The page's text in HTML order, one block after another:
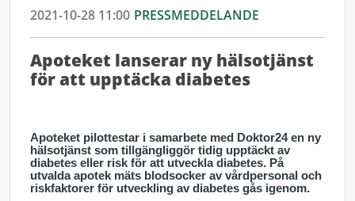
2021-10-28 11:00 PRESSMEDDELANDE
Apoteket lanserar ny hälsotjänst
för att upptäcka diabetes
Apoteket pilottestar i samarbete med Doktor24 en ny
hälsotjänst som tillgängliggör tidig upptäckt av
diabetes eller risk för att utveckla diabetes. På
utvalda apotek mäts blodsocker av vårdpersonal och
riskfaktorer för utveckling av diabetes gås igenom.